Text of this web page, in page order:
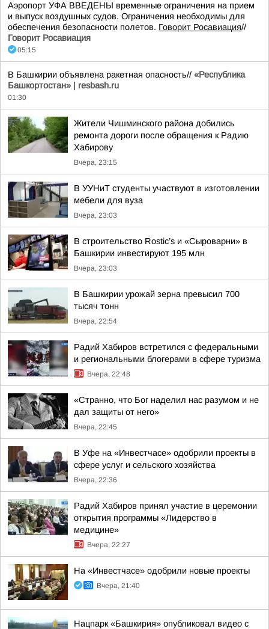
Аэропорт УФА ВВЕДЕНЫ временные ограничения на прием
и выпуск воздушных судов. Ограничения необходимы для
обеспечения безопасности полетов. Говорит Росавиация//
Говорит Росавиация
05:15
В Башкирии объявлена ракетная опасность// «Республика
Башкортостан» | resbash.ru
01:30
Жители Чишминского района добились
ремонта дороги после обращения к Радию
Хабирову
Вчера, 23:15
В УУНиТ студенты участвуют в изготовлении
мебели для вуза
Вчера, 23:03
В строительство Rostic’s и «Сыроварни» в
Башкирии инвестируют 195 млн
Вчера, 23:03
В Башкирии урожай зерна превысил 700
тысяч тонн
Вчера, 22:54
Радий Хабиров встретился с федеральными
и региональными блогерами в сфере туризма
Вчера, 22:48
«Странно, что Бог наделил нас разумом и не
дал защиты от него»
Вчера, 22:45
В Уфе на «Инвестчасе» одобрили проекты в
сфере услуг и сельского хозяйства
Вчера, 22:36
Радий Хабиров принял участие в церемонии
открытия программы «Лидерство в
медицине»
Вчера, 22:27
На «Инвестчасе» одобрили новые проекты
Вчера, 21:40
Нацпарк «Башкирия» опубликовал видео с